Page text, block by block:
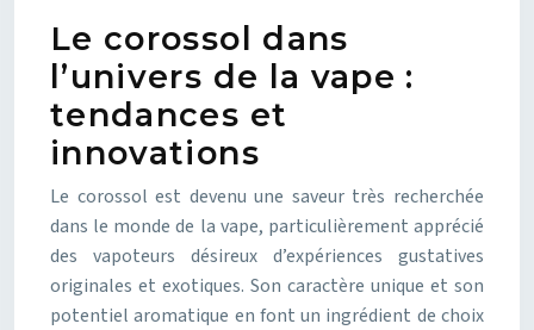
Le corossol dans
l’univers de la vape :
tendances et
innovations
Le corossol est devenu une saveur très recherchée
dans le monde de la vape, particulièrement apprécié
des vapoteurs désireux d’expériences gustatives
originales et exotiques. Son caractère unique et son
potentiel aromatique en font un ingrédient de choix